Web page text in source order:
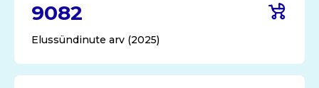
9082
Elussündinute arv (2025)